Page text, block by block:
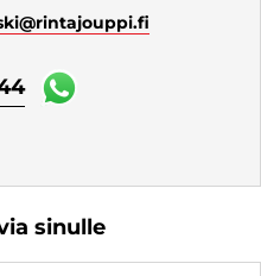
@rintajouppi.fi
sinulle